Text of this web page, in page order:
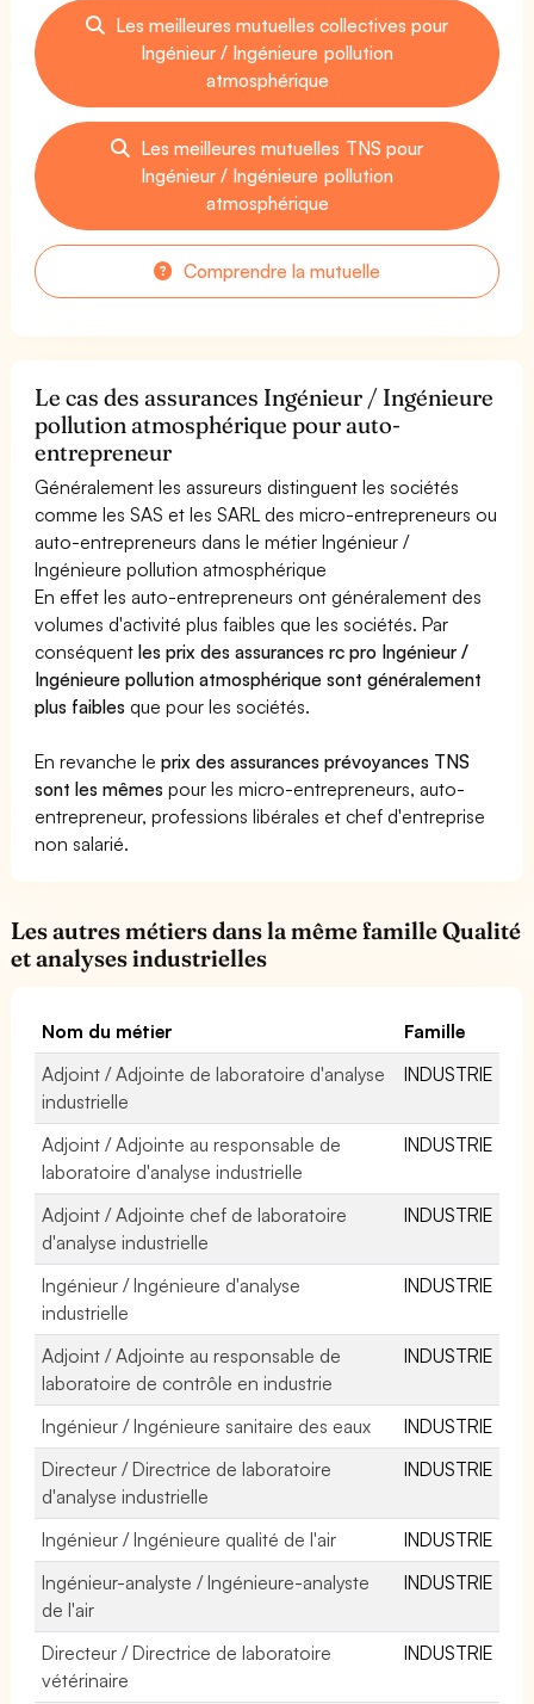
Les meilleures mutuelles collectives pour
Ingénieur / Ingénieure pollution
atmosphérique
Les meilleures mutuelles TNS pour
Ingénieur / Ingénieure pollution
atmosphérique
Comprendre la mutuelle
Le cas des assurances Ingénieur / Ingénieure
pollution atmosphérique pour auto-
entrepreneur
Généralement les assureurs distinguent les sociétés
comme les SAS et les SARL des micro-entrepreneurs ou
auto-entrepreneurs dans le métier Ingénieur /
Ingénieure pollution atmosphérique
En effet les auto-entrepreneurs ont généralement des
volumes d'activité plus faibles que les sociétés. Par
conséquentles prix des assurances rc pro Ingénieur /
Ingénieure pollution atmosphérique sont généralement
plus faibles que pour les sociétés.
En revanche leprix des assurances prévoyances TNS
sont les mêmes pour les micro-entrepreneurs, auto-
entrepreneur, professions libérales et chef d'entreprise
non salarié.
Les autres métiers dans la même famille Qualité
et analyses industrielles
Nom du métier
Famille
Adjoint / Adjointe de laboratoire d'analyse
industrielle
INDUSTRIE
Adjoint / Adjointe au responsable de
laboratoire d'analyse industrielle
INDUSTRIE
Adjoint / Adjointe chef de laboratoire
d'analyse industrielle
INDUSTRIE
Ingénieur / Ingénieure d'analyse
industrielle
INDUSTRIE
Adjoint / Adjointe au responsable de
laboratoire de contrôle en industrie
INDUSTRIE
Ingénieur / Ingénieure sanitaire des eaux
INDUSTRIE
Directeur / Directrice de laboratoire
d'analyse industrielle
INDUSTRIE
Ingénieur / Ingénieure qualité de l'air
INDUSTRIE
Ingénieur-analyste / Ingénieure-analyste
de l'air
INDUSTRIE
Directeur / Directrice de laboratoire
vétérinaire
INDUSTRIE